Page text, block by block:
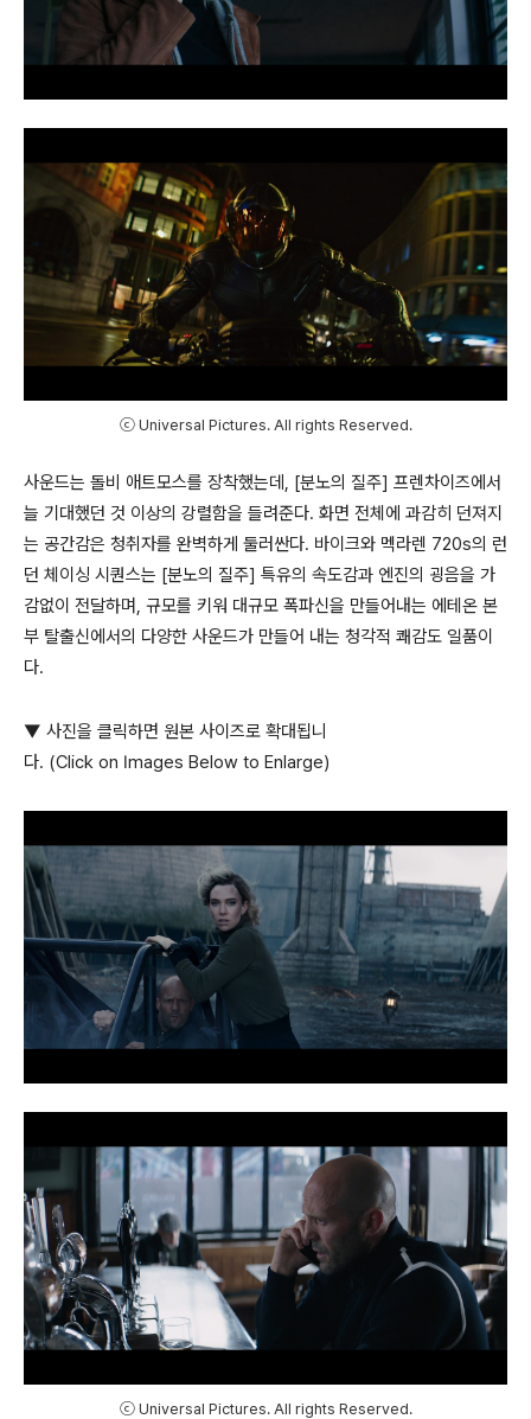
ⓒ Universal Pictures. All rights Reserved.
사운드는 돌비 애트모스를 장착했는데 , [분노의 질주] 프렌차이즈에서
늘 기대했던 것 이상의 강렬함을 들려준다. 화면 전체에 과감히 던져지
는 공간감은 청취자를 완벽하게 둘러싼다. 바이크와 멕라렌 720s의 런
던 체이싱 시퀀스는 [분노의 질주] 특유의 속도감과 엔진의 굉음을 가
감없이 전달하며 , 규모를 키워 대규모 폭파신을 만들어내는 에테온 본
부 탈출신에서의 다양한 사운드가 만들어 내는 청각적 쾌감도 일품이
다.
▼ 사진을 클릭하면 원본 사이즈로 확대됩니
다. (Click on Images Below to Enlarge)
ⓒ Universal Pictures. All rights Reserved.